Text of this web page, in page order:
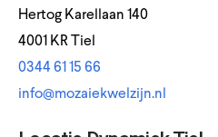
Hertog Karellaan 140
4001 KR Tiel
0344 61 15 66
info@mozaiekwelzijn.nl